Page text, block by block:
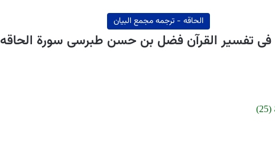
الحاقه - ترجمه مجمع البیان
تفسیر القرآن فضل بن حسن طبرسی سورة الحاقه 25 الی 37